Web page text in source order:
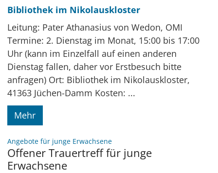
Bibliothek im Nikolauskloster
Leitung: Pater Athanasius von Wedon, OMI
Termine: 2. Dienstag im Monat, 15:00 bis 17:00
Uhr (kann im Einzelfall auf einen anderen
Dienstag fallen, daher vor Erstbesuch bitte
anfragen) Ort: Bibliothek im Nikolauskloster,
41363 Jüchen-Damm Kosten: ...
Mehr
Angebote für junge Erwachsene:
Offener Trauertreff für junge
Erwachsene